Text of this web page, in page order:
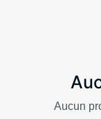
Aucun